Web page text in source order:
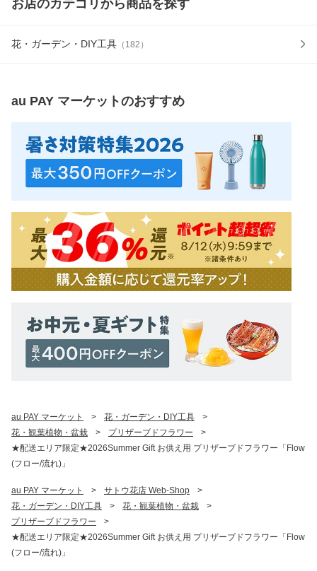
お店のカテゴリから商品を探す
花・ガーデン・DIY工具 （ 182 ）
au PAY マーケットのおすすめ
au PAY マーケット > 花・ガーデン・DIY工具
>
花・観葉植物・盆栽
> プリザーブドフラワー
>
★配送エリア限定★2026Summer Gift お供え用 プリザーブドフラワー「Flow
(フロー/流れ)」
au PAY マーケット > サトウ花店 Web-Shop
>
花・ガーデン・DIY工具
> 花・観葉植物・盆栽
>
プリザーブドフラワー
>
★配送エリア限定★2026Summer Gift お供え用 プリザーブドフラワー「Flow
(フロー/流れ)」